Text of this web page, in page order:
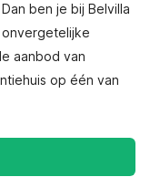
ben je bij Belvilla
aanbod van
op één van